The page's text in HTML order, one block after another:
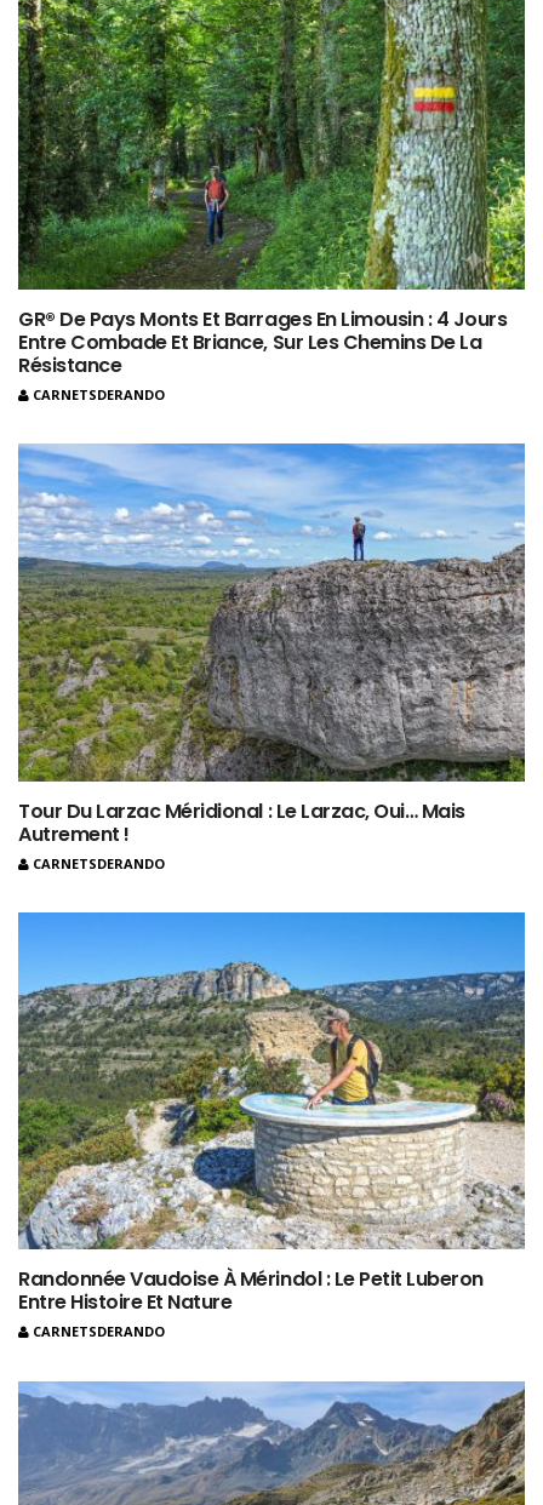
GR® De Pays Monts Et Barrages En Limousin : 4 Jours
Entre Combade Et Briance, Sur Les Chemins De La
Résistance
CARNETSDERANDO
Tour Du Larzac Méridional : Le Larzac, Oui… Mais
Autrement !
CARNETSDERANDO
Randonnée Vaudoise À Mérindol : Le Petit Luberon
Entre Histoire Et Nature
CARNETSDERANDO